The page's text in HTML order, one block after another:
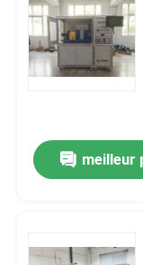
meilleur